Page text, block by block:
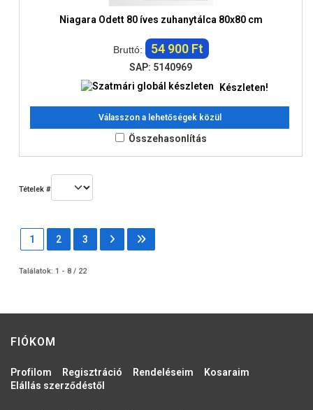
Niagara Odett 80 íves zuhanytálca 80x80 cm
Bruttó: 54 900 Ft
SAP: 5140969
Készleten!
Válasszon a lehetőségek közül
Összehasonlítás
Tételek #
1 2 3
Találatok: 1 - 8 / 22
FIÓKOM
Profilom Regisztráció Rendeléseim
Kosaraim
Elállás szerződéstől